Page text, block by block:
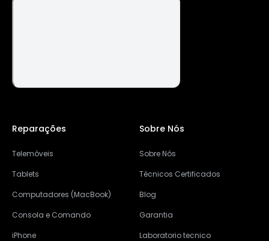
Reparações
Telemóveis
Tablets
Computadores (MacBook)
Consola e Comando
iPhone
Sobre Nós
Sobre Nós
Técnicos Certificados
Blog
Garantia
Laboratorio tecnico